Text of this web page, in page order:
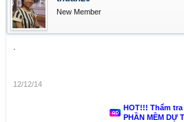
New Member
.
12/12/14
HOT!!! Thẩm
PHẦN MỀM DỰ